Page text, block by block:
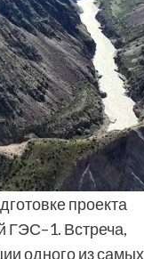
проекта
ГЭС–1. Встреча,
одного из самых